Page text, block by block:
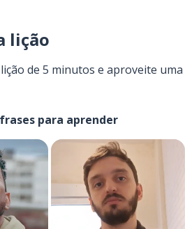
lição
de 5 minutos e aproveite
para aprender